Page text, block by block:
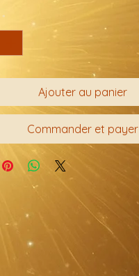
*
Ajouter au panier
Commander et payer